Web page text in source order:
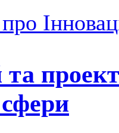
про
сфери